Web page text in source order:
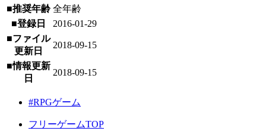
■推奨年齢 全年齢
■登録日
2016-01-29
■ファイル
更新日
2018-09-15
■情報更新
日
2018-09-15
#RPGゲーム
フリーゲームTOP